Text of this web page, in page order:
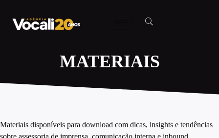
MATERIAIS
Materiais disponíveis para download com dicas, insights e tendências
sobre assessoria de imprensa, comunicação interna e inbound